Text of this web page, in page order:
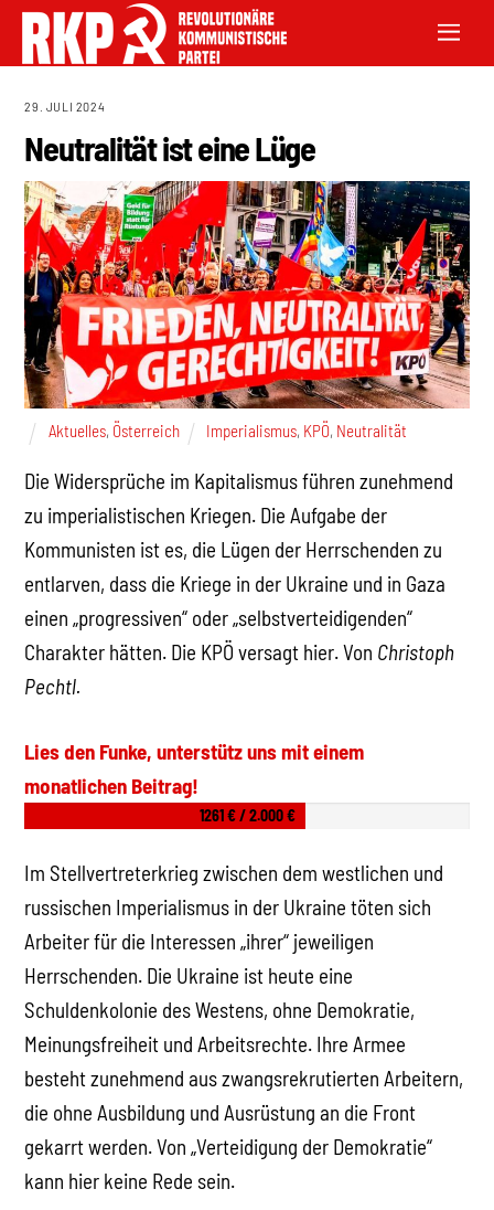
29. JULI 2024
Neutralität ist eine Lüge
Aktuelles, Österreich Imperialismus, KPÖ, Neutralität
Die Widersprüche im Kapitalismus führen zunehmend
zu imperialistischen Kriegen. Die Aufgabe der
Kommunisten ist es, die Lügen der Herrschenden zu
entlarven, dass die Kriege in der Ukraine und in Gaza
einen „progressiven“ oder „selbstverteidigenden“
Charakter hätten. Die KPÖ versagt hier. Von Christoph
Pechtl.
Lies den Funke, unterstütz uns mit einem
monatlichen Beitrag!
1261 € / 2.000 €
Im Stellvertreterkrieg zwischen dem westlichen und
russischen Imperialismus in der Ukraine töten sich
Arbeiter für die Interessen „ihrer“ jeweiligen
Herrschenden. Die Ukraine ist heute eine
Schuldenkolonie des Westens, ohne Demokratie,
Meinungsfreiheit und Arbeitsrechte. Ihre Armee
besteht zunehmend aus zwangsrekrutierten Arbeitern,
die ohne Ausbildung und Ausrüstung an die Front
gekarrt werden. Von „Verteidigung der Demokratie“
kann hier keine Rede sein.